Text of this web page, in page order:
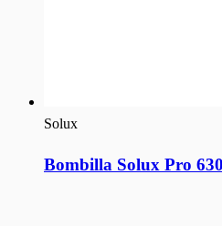
Solux
Bombilla Solux Pro